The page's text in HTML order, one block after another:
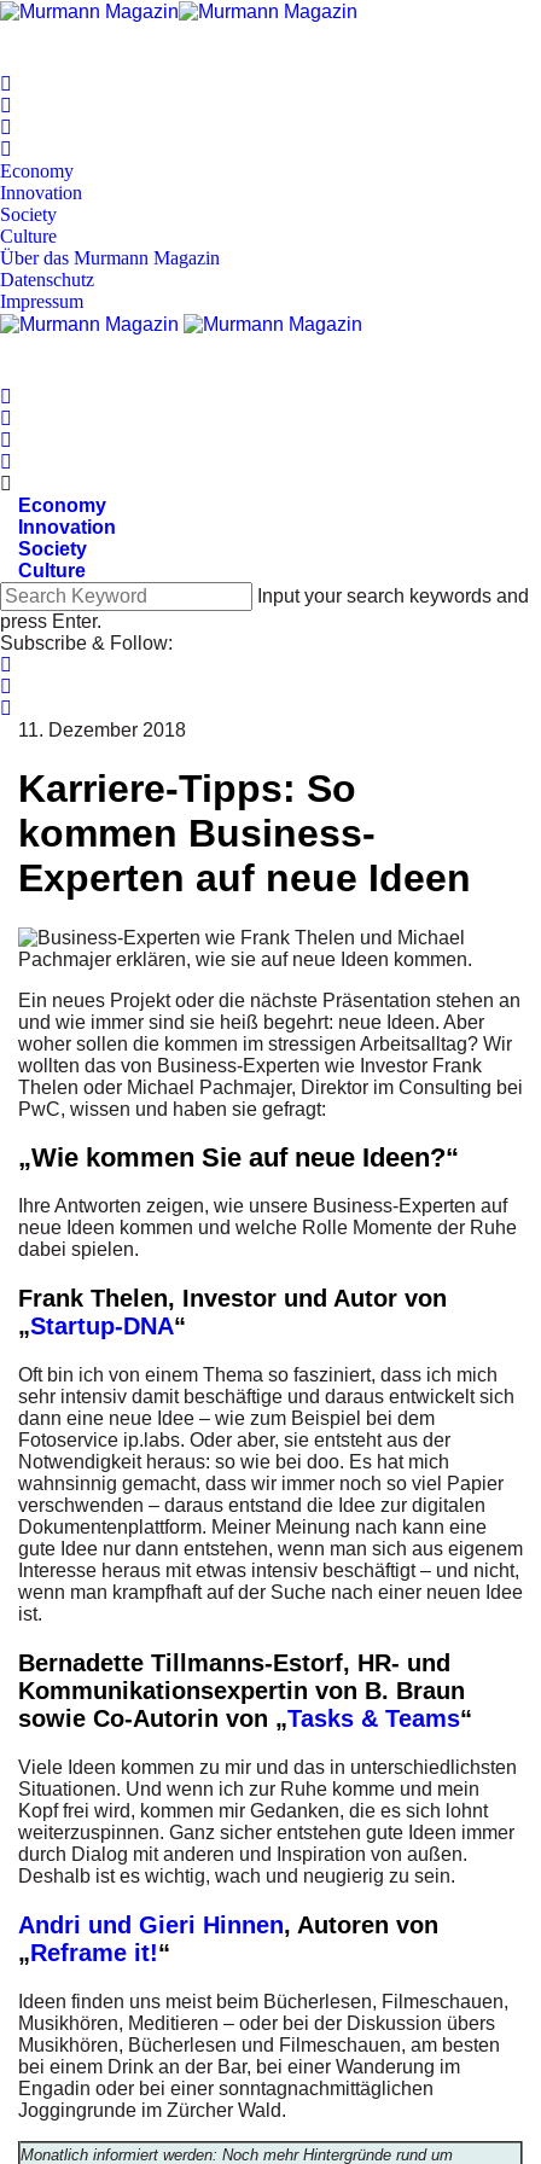
Economy
Innovation
Society
Culture
Über das Murmann Magazin
Datenschutz
Impressum
Economy
Innovation
Society
Culture
Input your search keywords and
press Enter.
Subscribe & Follow:
11. Dezember 2018
Karriere-Tipps: So
kommen Business-
Experten auf neue Ideen
Ein neues Projekt oder die nächste Präsentation stehen an
und wie immer sind sie heiß begehrt: neue Ideen. Aber
woher sollen die kommen im stressigen Arbeitsalltag? Wir
wollten das von Business-Experten wie Investor Frank
Thelen oder Michael Pachmajer, Direktor im Consulting bei
PwC, wissen und haben sie gefragt:
„Wie kommen Sie auf neue Ideen?“
Ihre Antworten zeigen, wie unsere Business-Experten auf
neue Ideen kommen und welche Rolle Momente der Ruhe
dabei spielen.
Frank Thelen, Investor und Autor von
„Startup-DNA“
Oft bin ich von einem Thema so fasziniert, dass ich mich
sehr intensiv damit beschäftige und daraus entwickelt sich
dann eine neue Idee – wie zum Beispiel bei dem
Fotoservice ip.labs. Oder aber, sie entsteht aus der
Notwendigkeit heraus: so wie bei doo. Es hat mich
wahnsinnig gemacht, dass wir immer noch so viel Papier
verschwenden – daraus entstand die Idee zur digitalen
Dokumentenplattform. Meiner Meinung nach kann eine
gute Idee nur dann entstehen, wenn man sich aus eigenem
Interesse heraus mit etwas intensiv beschäftigt – und nicht,
wenn man krampfhaft auf der Suche nach einer neuen Idee
ist.
Bernadette Tillmanns-Estorf, HR- und
Kommunikationsexpertin von B. Braun
sowie Co-Autorin von „Tasks & Teams“
Viele Ideen kommen zu mir und das in unterschiedlichsten
Situationen. Und wenn ich zur Ruhe komme und mein
Kopf frei wird, kommen mir Gedanken, die es sich lohnt
weiterzuspinnen. Ganz sicher entstehen gute Ideen immer
durch Dialog mit anderen und Inspiration von außen.
Deshalb ist es wichtig, wach und neugierig zu sein.
Andri und Gieri Hinnen, Autoren von
„Reframe it!“
Ideen finden uns meist beim Bücherlesen, Filmeschauen,
Musikhören, Meditieren – oder bei der Diskussion übers
Musikhören, Bücherlesen und Filmeschauen, am besten
bei einem Drink an der Bar, bei einer Wanderung im
Engadin oder bei einer sonntagnachmittäglichen
Joggingrunde im Zürcher Wald.
Monatlich informiert werden: Noch mehr Hintergründe rund um